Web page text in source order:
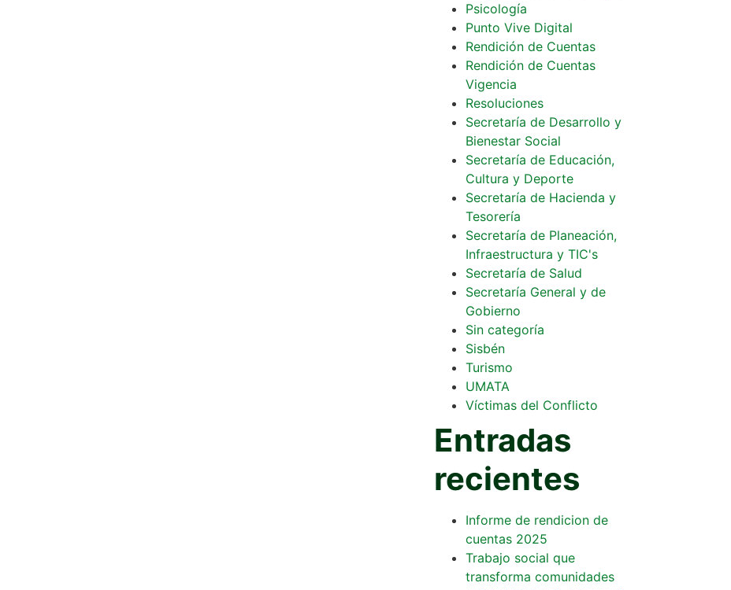
Psicología
Punto Vive Digital
Rendición de Cuentas
Rendición de Cuentas
Vigencia
Resoluciones
Secretaría de Desarrollo y
Bienestar Social
Secretaría de Educación,
Cultura y Deporte
Secretaría de Hacienda y
Tesorería
Secretaría de Planeación,
Infraestructura y TIC's
Secretaría de Salud
Secretaría General y de
Gobierno
Sin categoría
Sisbén
Turismo
UMATA
Víctimas del Conflicto
Entradas
recientes
Informe de rendicion de
cuentas 2025
Trabajo social que
transforma comunidades